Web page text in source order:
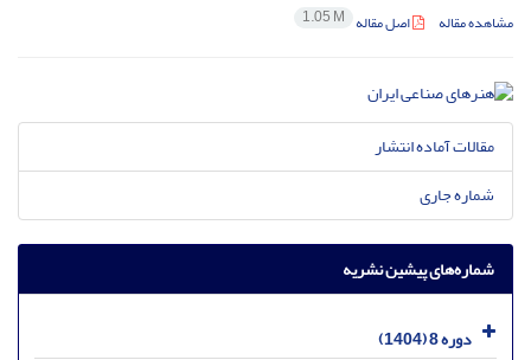
مشاهده مقاله اصل مقاله 1.05 M
مقالات آماده انتشار
شماره جاری
شماره‌های پیشین نشریه
دوره 8 (1404)